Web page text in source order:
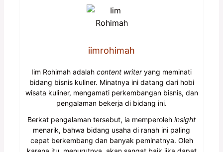
iimrohimah
Iim Rohimah adalah content writeryang meminati
bidang bisnis kuliner. Minatnya ini datang dari hobi
wisata kuliner, mengamati perkembangan bisnis, dan
pengalaman bekerja di bidang ini.
Berkat pengalaman tersebut, ia memperoleh insight
menarik, bahwa bidang usaha di ranah ini paling
cepat berkembang dan banyak peminatnya. Oleh